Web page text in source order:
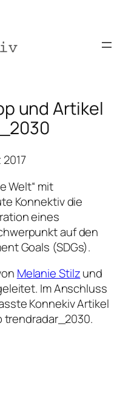
und Artikel
Welt“ mit
Konnektiv die
eines
auf den
Goals (SDGs).
Melanie Stilzund
Im Anschluss
Konnekiv Artikel